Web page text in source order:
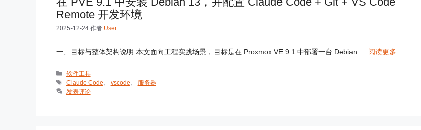
Remote 开发环境
2025-12-24 作者 User
一、目标与整体架构说明 本文面向工程实践场景，目标是在 Proxmox VE 9.1 中部署一台 Debian … 阅读更多
分
类
软件工具
标
签
Claude Code vscode
服务器
发表评论